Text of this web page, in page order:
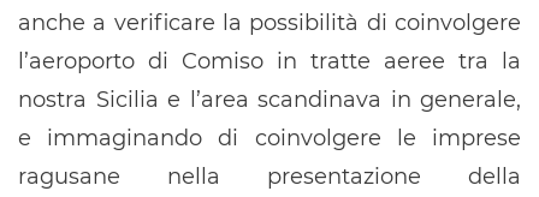
anche a verificare la possibilità di coinvolgere
l’aeroporto di Comiso in tratte aeree tra la
nostra Sicilia e l’area scandinava in generale,
e immaginando di coinvolgere le imprese
ragusane nella presentazione della